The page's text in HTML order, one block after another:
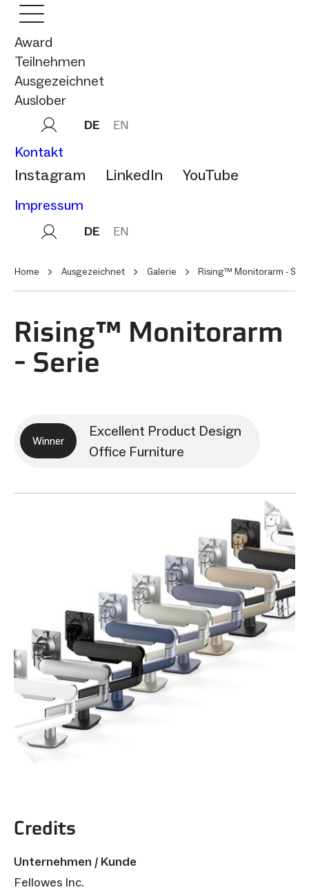
Award
Teilnehmen
Ausgezeichnet
Auslober
DE EN
Kontakt
Instagram LinkedIn YouTube
Impressum
DE EN
Home Ausgezeichnet Galerie Rising™ Monitorarm -
Rising™ Monitorarm
- Serie
Winner
Excellent Product Design
Office Furniture
Credits
Unternehmen / Kunde
Fellowes Inc.